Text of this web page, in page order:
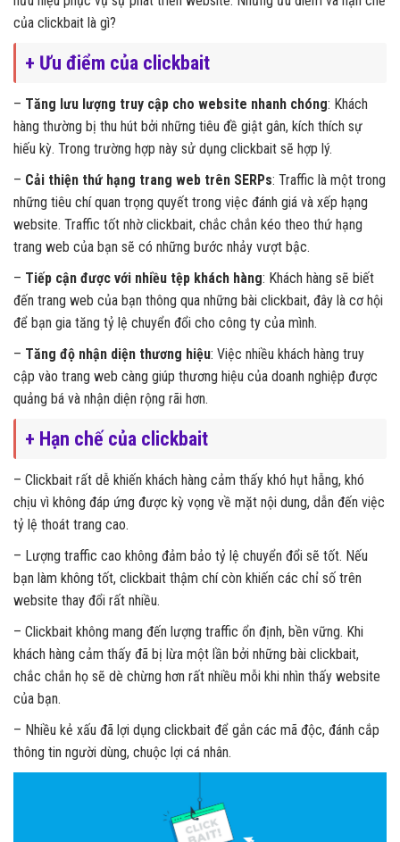
của clickbait là gì?
+ Ưu điểm của clickbait
– Tăng lưu lượng truy cập cho website nhanh chóng: Khách
hàng thường bị thu hút bởi những tiêu đề giật gân, kích thích sự
hiếu kỳ. Trong trường hợp này sử dụng clickbait sẽ hợp lý.
– Cải thiện thứ hạng trang web trên SERPs: Traffic là một trong
những tiêu chí quan trọng quyết trong việc đánh giá và xếp hạng
website. Traffic tốt nhờ clickbait, chắc chắn kéo theo thứ hạng
trang web của bạn sẽ có những bước nhảy vượt bậc.
– Tiếp cận được với nhiều tệp khách hàng: Khách hàng sẽ biết
đến trang web của bạn thông qua những bài clickbait, đây là cơ hội
để bạn gia tăng tỷ lệ chuyển đổi cho công ty của mình.
– Tăng độ nhận diện thương hiệu: Việc nhiều khách hàng truy
cập vào trang web càng giúp thương hiệu của doanh nghiệp được
quảng bá và nhận diện rộng rãi hơn.
+ Hạn chế của clickbait
– Clickbait rất dễ khiến khách hàng cảm thấy khó hụt hẫng, khó
chịu vì không đáp ứng được kỳ vọng về mặt nội dung, dẫn đến việc
tỷ lệ thoát trang cao.
– Lượng traffic cao không đảm bảo tỷ lệ chuyển đổi sẽ tốt. Nếu
bạn làm không tốt, clickbait thậm chí còn khiến các chỉ số trên
website thay đổi rất nhiều.
– Clickbait không mang đến lượng traffic ổn định, bền vững. Khi
khách hàng cảm thấy đã bị lừa một lần bởi những bài clickbait,
chắc chắn họ sẽ dè chừng hơn rất nhiều mỗi khi nhìn thấy website
của bạn.
– Nhiều kẻ xấu đã lợi dụng clickbait để gắn các mã độc, đánh cắp
thông tin người dùng, chuộc lợi cá nhân.